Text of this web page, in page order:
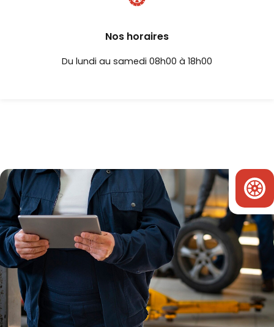
Nos horaires
Du lundi au samedi 08h00 à 18h00